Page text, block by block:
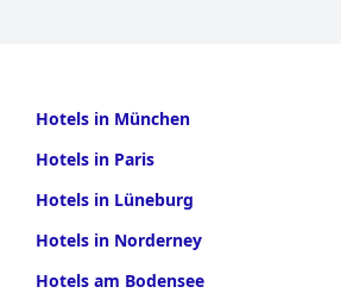
Hotels in München
Hotels in Paris
Hotels in Lüneburg
Hotels in Norderney
Hotels am Bodensee